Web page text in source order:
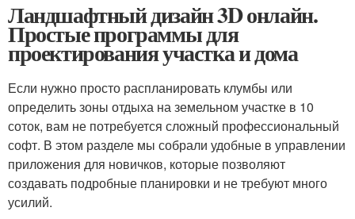
Ландшафтный дизайн 3D онлайн.
Простые программы для
проектирования участка и дома
Если нужно просто распланировать клумбы или
определить зоны отдыха на земельном участке в 10
соток, вам не потребуется сложный профессиональный
софт. В этом разделе мы собрали удобные в управлении
приложения для новичков, которые позволяют
создавать подробные планировки и не требуют много
усилий.